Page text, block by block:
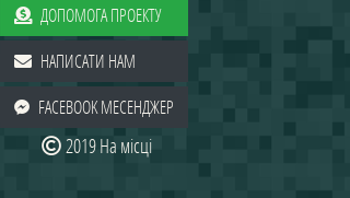
ДОПОМОГА ПРОЕКТУ
НАПИСАТИ НАМ
FACEBOOK МЕСЕНДЖЕР
2019 На місці